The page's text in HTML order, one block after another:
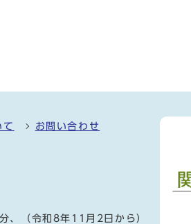
て お問い合わせ
（令和8年11月2日から）